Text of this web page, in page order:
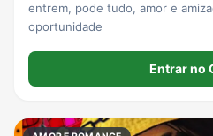
entrem, pode tudo, amor e
oportunidade
Entrar no